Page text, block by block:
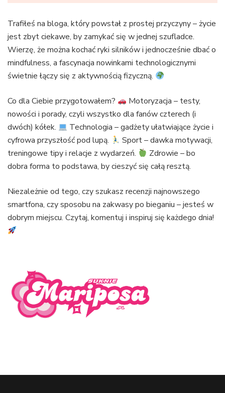
Trafiłeś na bloga, który powstał z prostej przyczyny – życie
jest zbyt ciekawe, by zamykać się w jednej szufladce.
Wierzę, że można kochać ryki silników i jednocześnie dbać o
mindfulness, a fascynacja nowinkami technologicznymi
świetnie łączy się z aktywnością fizyczną.
Co dla Ciebie przygotowałem?
Motoryzacja – testy,
nowości i porady, czyli wszystko dla fanów czterech (i
dwóch) kółek.
Technologia – gadżety ułatwiające życie i
cyfrowa przyszłość pod lupą.
Sport – dawka motywacji,
treningowe tipy i relacje z wydarzeń.
Zdrowie – bo
dobra forma to podstawa, by cieszyć się całą resztą.
Niezależnie od tego, czy szukasz recenzji najnowszego
smartfona, czy sposobu na zakwasy po bieganiu – jesteś w
dobrym miejscu. Czytaj, komentuj i inspiruj się każdego dnia!